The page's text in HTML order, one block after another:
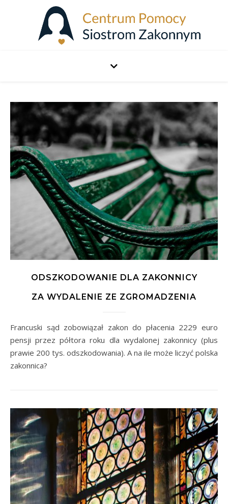
ODSZKODOWANIE DLA ZAKONNICY
ZA WYDALENIE ZE ZGROMADZENIA
Francuski sąd zobowiązał zakon do płacenia 2229 euro
pensji przez półtora roku dla wydalonej zakonnicy (plus
prawie 200 tys. odszkodowania). A na ile może liczyć polska
zakonnica?